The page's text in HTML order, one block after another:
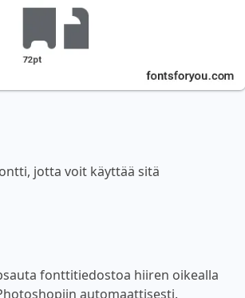
jotta voit käyttää sitä
fonttitiedostoa hiiren oikealla
automaattisesti.